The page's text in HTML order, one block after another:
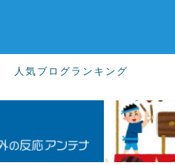
人気ブログランキング